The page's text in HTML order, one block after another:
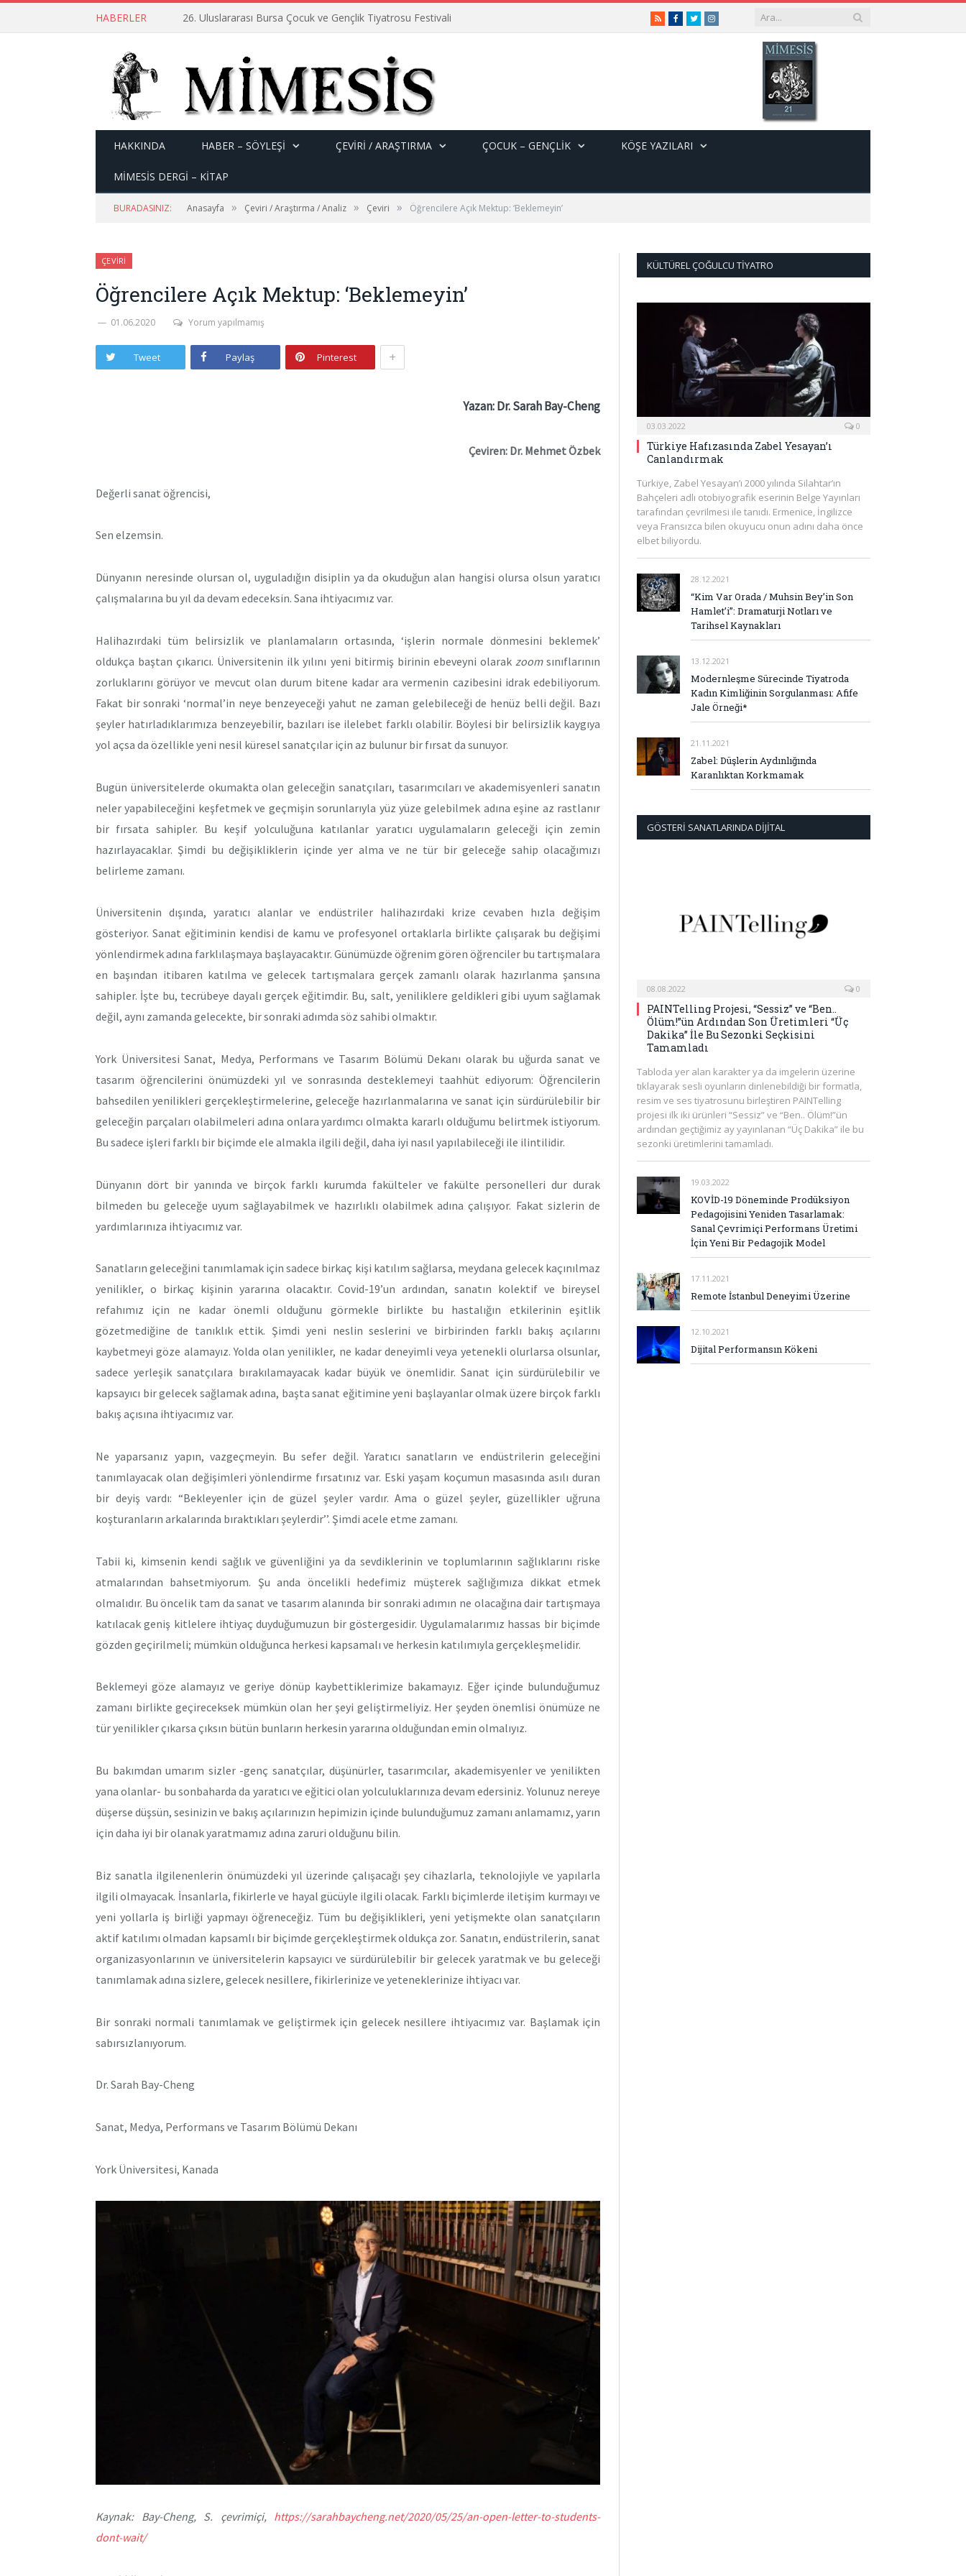
HABERLER 26. Uluslararası Bursa Çocuk ve Gençlik Tiyatrosu Festivali RSSFacebook
TwitterInstagram
HAKKINDA HABER – SÖYLEŞI ÇEVİRİ / ARAŞTIRMA ÇOCUK – GENÇLIK KÖŞE YAZILARI
MİMESİS DERGİ – KİTAP
BURADASINIZ: Anasayfa » Çeviri / Araştırma / Analiz » Çeviri » Öğrencilere Açık Mektup: ‘Beklemeyin’
ÇEVIRI
Öğrencilere Açık Mektup: ‘Beklemeyin’
01.06.2020 Yorum yapılmamış
Tweet Paylaş Pinterest +
Yazan: Dr. Sarah Bay-Cheng
Çeviren: Dr. Mehmet Özbek
Değerli sanat öğrencisi,
Sen elzemsin.
Dünyanın neresinde olursan ol, uyguladığın disiplin ya da okuduğun alan hangisi olursa olsun yaratıcı
çalışmalarına bu yıl da devam edeceksin. Sana ihtiyacımız var.
Halihazırdaki tüm belirsizlik ve planlamaların ortasında, ‘işlerin normale dönmesini beklemek’
oldukça baştan çıkarıcı. Üniversitenin ilk yılını yeni bitirmiş birinin ebeveyni olarak zoomsınıflarının
zorluklarını görüyor ve mevcut olan durum bitene kadar ara vermenin cazibesini idrak edebiliyorum.
Fakat bir sonraki ‘normal’in neye benzeyeceği yahut ne zaman gelebileceği de henüz belli değil. Bazı
şeyler hatırladıklarımıza benzeyebilir, bazıları ise ilelebet farklı olabilir. Böylesi bir belirsizlik kaygıya
yol açsa da özellikle yeni nesil küresel sanatçılar için az bulunur bir fırsat da sunuyor.
Bugün üniversitelerde okumakta olan geleceğin sanatçıları, tasarımcıları ve akademisyenleri sanatın
neler yapabileceğini keşfetmek ve geçmişin sorunlarıyla yüz yüze gelebilmek adına eşine az rastlanır
bir fırsata sahipler. Bu keşif yolculuğuna katılanlar yaratıcı uygulamaların geleceği için zemin
hazırlayacaklar. Şimdi bu değişikliklerin içinde yer alma ve ne tür bir geleceğe sahip olacağımızı
belirleme zamanı.
Üniversitenin dışında, yaratıcı alanlar ve endüstriler halihazırdaki krize cevaben hızla değişim
gösteriyor. Sanat eğitiminin kendisi de kamu ve profesyonel ortaklarla birlikte çalışarak bu değişimi
yönlendirmek adına farklılaşmaya başlayacaktır. Günümüzde öğrenim gören öğrenciler bu tartışmalara
en başından itibaren katılma ve gelecek tartışmalara gerçek zamanlı olarak hazırlanma şansına
sahipler. İşte bu, tecrübeye dayalı gerçek eğitimdir. Bu, salt, yeniliklere geldikleri gibi uyum sağlamak
değil, aynı zamanda gelecekte, bir sonraki adımda söz sahibi olmaktır.
York Üniversitesi Sanat, Medya, Performans ve Tasarım Bölümü Dekanı olarak bu uğurda sanat ve
tasarım öğrencilerini önümüzdeki yıl ve sonrasında desteklemeyi taahhüt ediyorum: Öğrencilerin
bahsedilen yenilikleri gerçekleştirmelerine, geleceğe hazırlanmalarına ve sanat için sürdürülebilir bir
geleceğin parçaları olabilmeleri adına onlara yardımcı olmakta kararlı olduğumu belirtmek istiyorum.
Bu sadece işleri farklı bir biçimde ele almakla ilgili değil, daha iyi nasıl yapılabileceği ile ilintilidir.
Dünyanın dört bir yanında ve birçok farklı kurumda fakülteler ve fakülte personelleri dur durak
bilmeden bu geleceğe uyum sağlayabilmek ve hazırlıklı olabilmek adına çalışıyor. Fakat sizlerin de
yardımlarınıza ihtiyacımız var.
Sanatların geleceğini tanımlamak için sadece birkaç kişi katılım sağlarsa, meydana gelecek kaçınılmaz
yenilikler, o birkaç kişinin yararına olacaktır. Covid-19’un ardından, sanatın kolektif ve bireysel
refahımız için ne kadar önemli olduğunu görmekle birlikte bu hastalığın etkilerinin eşitlik
gözetmediğine de tanıklık ettik. Şimdi yeni neslin seslerini ve birbirinden farklı bakış açılarını
kaybetmeyi göze alamayız. Yolda olan yenilikler, ne kadar deneyimli veya yetenekli olurlarsa olsunlar,
sadece yerleşik sanatçılara bırakılamayacak kadar büyük ve önemlidir. Sanat için sürdürülebilir ve
kapsayıcı bir gelecek sağlamak adına, başta sanat eğitimine yeni başlayanlar olmak üzere birçok farklı
bakış açısına ihtiyacımız var.
Ne yaparsanız yapın, vazgeçmeyin. Bu sefer değil. Yaratıcı sanatların ve endüstrilerin geleceğini
tanımlayacak olan değişimleri yönlendirme fırsatınız var. Eski yaşam koçumun masasında asılı duran
bir deyiş vardı: “Bekleyenler için de güzel şeyler vardır. Ama o güzel şeyler, güzellikler uğruna
koşturanların arkalarında bıraktıkları şeylerdir’’. Şimdi acele etme zamanı.
Tabii ki, kimsenin kendi sağlık ve güvenliğini ya da sevdiklerinin ve toplumlarının sağlıklarını riske
atmalarından bahsetmiyorum. Şu anda öncelikli hedefimiz müşterek sağlığımıza dikkat etmek
olmalıdır. Bu öncelik tam da sanat ve tasarım alanında bir sonraki adımın ne olacağına dair tartışmaya
katılacak geniş kitlelere ihtiyaç duyduğumuzun bir göstergesidir. Uygulamalarımız hassas bir biçimde
gözden geçirilmeli; mümkün olduğunca herkesi kapsamalı ve herkesin katılımıyla gerçekleşmelidir.
Beklemeyi göze alamayız ve geriye dönüp kaybettiklerimize bakamayız. Eğer içinde bulunduğumuz
zamanı birlikte geçireceksek mümkün olan her şeyi geliştirmeliyiz. Her şeyden önemlisi önümüze ne
tür yenilikler çıkarsa çıksın bütün bunların herkesin yararına olduğundan emin olmalıyız.
Bu bakımdan umarım sizler -genç sanatçılar, düşünürler, tasarımcılar, akademisyenler ve yenilikten
yana olanlar- bu sonbaharda da yaratıcı ve eğitici olan yolculuklarınıza devam edersiniz. Yolunuz nereye
düşerse düşsün, sesinizin ve bakış açılarınızın hepimizin içinde bulunduğumuz zamanı anlamamız, yarın
için daha iyi bir olanak yaratmamız adına zaruri olduğunu bilin.
Biz sanatla ilgilenenlerin önümüzdeki yıl üzerinde çalışacağı şey cihazlarla, teknolojiyle ve yapılarla
ilgili olmayacak. İnsanlarla, fikirlerle ve hayal gücüyle ilgili olacak. Farklı biçimlerde iletişim kurmayı ve
yeni yollarla iş birliği yapmayı öğreneceğiz. Tüm bu değişiklikleri, yeni yetişmekte olan sanatçıların
aktif katılımı olmadan kapsamlı bir biçimde gerçekleştirmek oldukça zor. Sanatın, endüstrilerin, sanat
organizasyonlarının ve üniversitelerin kapsayıcı ve sürdürülebilir bir gelecek yaratmak ve bu geleceği
tanımlamak adına sizlere, gelecek nesillere, fikirlerinize ve yeteneklerinize ihtiyacı var.
Bir sonraki normali tanımlamak ve geliştirmek için gelecek nesillere ihtiyacımız var. Başlamak için
sabırsızlanıyorum.
Dr. Sarah Bay-Cheng
Sanat, Medya, Performans ve Tasarım Bölümü Dekanı
York Üniversitesi, Kanada
Kaynak: Bay-Cheng, S. çevrimiçi, https://sarahbaycheng.net/2020/05/25/an-open-letter-to-students-
dont-wait/
KÜLTÜREL ÇOĞULCU TIYATRO
03.03.2022 0
Türkiye Hafızasında Zabel Yesayan’ı
Canlandırmak
Türkiye, Zabel Yesayan’ı 2000 yılında Silahtar’ın
Bahçeleri adlı otobiyografik eserinin Belge Yayınları
tarafından çevrilmesi ile tanıdı. Ermenice, İngilizce
veya Fransızca bilen okuyucu onun adını daha önce
elbet biliyordu.
28.12.2021
“Kim Var Orada / Muhsin Bey’in Son
Hamlet’i”: Dramaturji Notları ve
Tarihsel Kaynakları
13.12.2021
Modernleşme Sürecinde Tiyatroda
Kadın Kimliğinin Sorgulanması: Afife
Jale Örneği*
21.11.2021
Zabel: Düşlerin Aydınlığında
Karanlıktan Korkmamak
GÖSTERI SANATLARINDA DIJITAL
08.08.2022 0
PAINTelling Projesi, “Sessiz” ve “Ben..
Ölüm!”ün Ardından Son Üretimleri “Üç
Dakika” İle Bu Sezonki Seçkisini
Tamamladı
Tabloda yer alan karakter ya da imgelerin üzerine
tıklayarak sesli oyunların dinlenebildiği bir formatla,
resim ve ses tiyatrosunu birleştiren PAINTelling
projesi ilk iki ürünleri “Sessiz” ve “Ben.. Ölüm!”ün
ardından geçtiğimiz ay yayınlanan “Üç Dakika” ile bu
sezonki üretimlerini tamamladı.
19.03.2022
KOVİD-19 Döneminde Prodüksiyon
Pedagojisini Yeniden Tasarlamak:
Sanal Çevrimiçi Performans Üretimi
İçin Yeni Bir Pedagojik Model
17.11.2021
Remote İstanbul Deneyimi Üzerine
12.10.2021
Dijital Performansın Kökeni